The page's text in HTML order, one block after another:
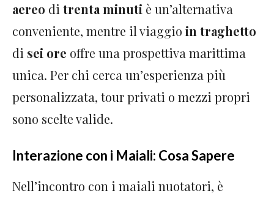
aereo di trenta minuti è un’alternativa
conveniente, mentre il viaggio in traghetto
di sei ore offre una prospettiva marittima
unica. Per chi cerca un’esperienza più
personalizzata, tour privati o mezzi propri
sono scelte valide.
Interazione con i Maiali: Cosa Sapere
Nell’incontro con i maiali nuotatori, è